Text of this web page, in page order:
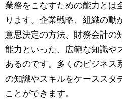
業務をこなすための能力とは
ります。企業戦略、組織の動
意思決定の方法、財務会計の
能力といった、広範な知識や
あるのです。多くのビジネス
の知識やスキルをケーススタ
ことができます。